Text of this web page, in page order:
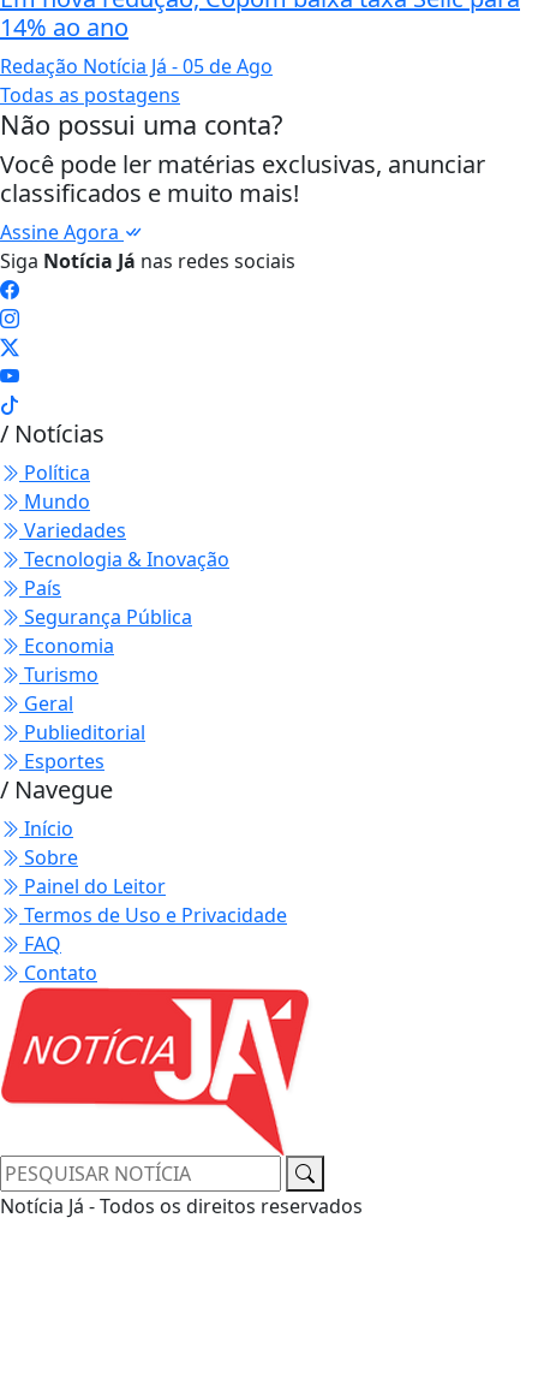
14% ao ano
Redação Notícia Já - 05 de Ago
Todas as postagens
Não possui uma conta?
Você pode ler matérias exclusivas, anunciar
classificados e muito mais!
Assine Agora
Siga Notícia Já nas redes sociais
/ Notícias
Política
Mundo
Variedades
Tecnologia & Inovação
País
Segurança Pública
Economia
Turismo
Geral
Publieditorial
Esportes
/ Navegue
Início
Sobre
Painel do Leitor
Termos de Uso e Privacidade
FAQ
Contato
Notícia Já - Todos os direitos reservados